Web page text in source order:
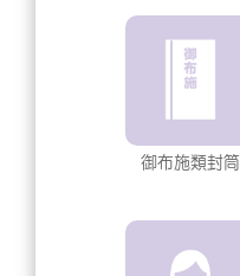
御布施類封筒